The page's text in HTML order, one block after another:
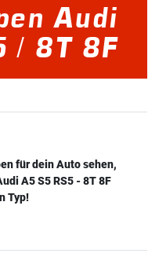
Audi
/ 8T 8F
für dein Auto sehen,
A5 S5 RS5 - 8T 8F
Typ!